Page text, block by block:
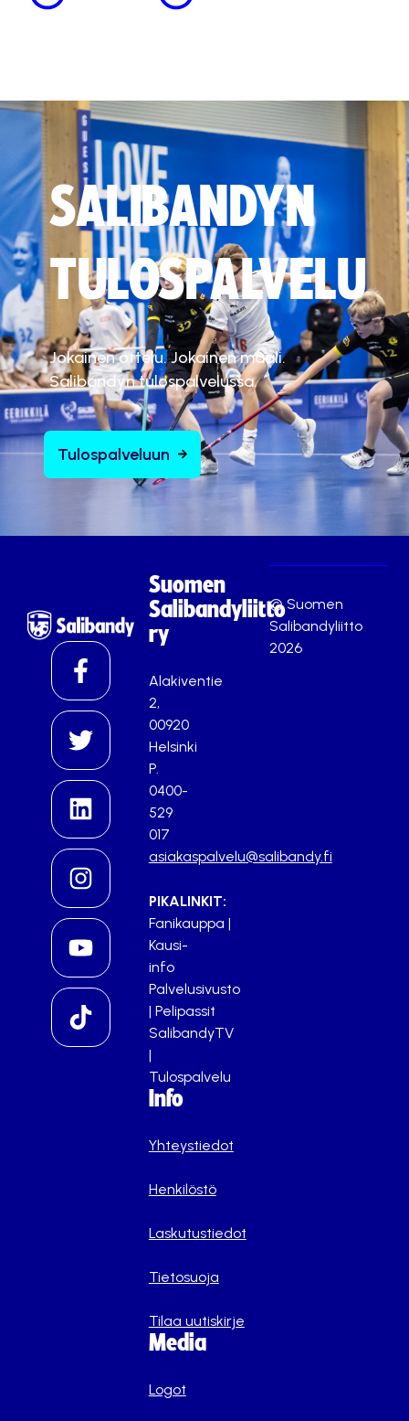
SALIBANDYN
TULOSPALVELU
Jokainen ottelu. Jokainen maali.
Salibandyn tulospalvelussa.
Tulospalveluun
Suomen
Salibandyliitto
ry
Alakiventie
2,
00920
Helsinki
P.
0400-
529
017
asiakaspalvelu@salibandy.fi
PIKALINKIT:
Fanikauppa |
Kausi-
info
Palvelusivusto
| Pelipassit
SalibandyTV
|
Tulospalvelu
Info
Yhteystiedot
Henkilöstö
Laskutustiedot
Tietosuoja
Tilaa uutiskirje
Media
Logot
© Suomen
Salibandyliitto
2026